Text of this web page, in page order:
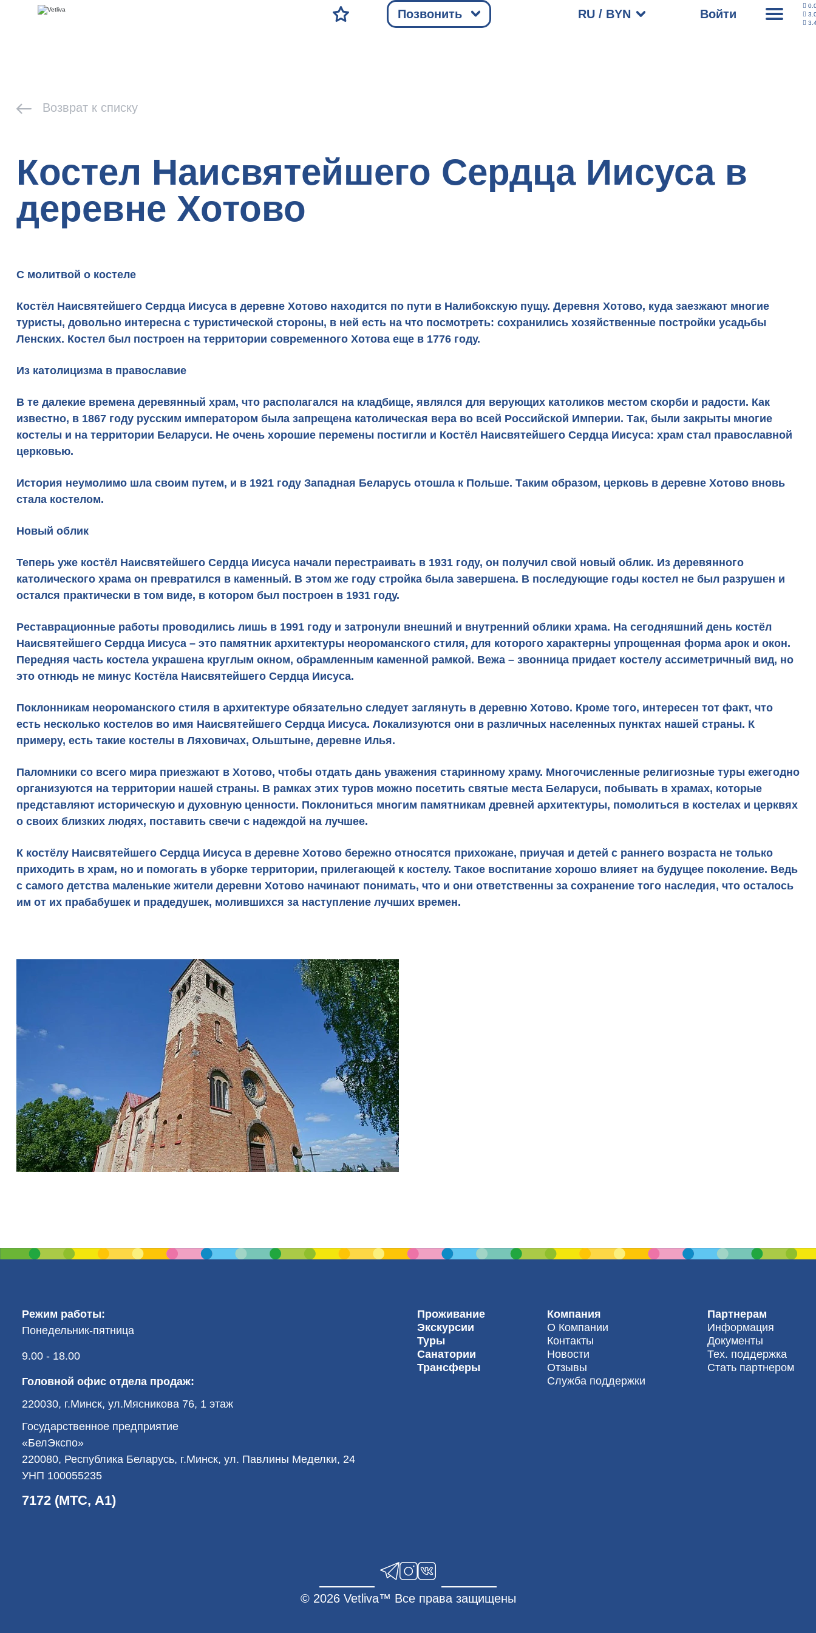
Позвонить RU / BYN Войти
Возврат к списку
Костел Наисвятейшего Сердца Иисуса в
деревне Хотово
С молитвой о костеле
Костёл Наисвятейшего Сердца Иисуса в деревне Хотово находится по пути в Налибокскую пущу. Деревня Хотово, куда заезжают многие
туристы, довольно интересна с туристической стороны, в ней есть на что посмотреть: сохранились хозяйственные постройки усадьбы
Ленских. Костел был построен на территории современного Хотова еще в 1776 году.
Из католицизма в православие
В те далекие времена деревянный храм, что располагался на кладбище, являлся для верующих католиков местом скорби и радости. Как
известно, в 1867 году русским императором была запрещена католическая вера во всей Российской Империи. Так, были закрыты многие
костелы и на территории Беларуси. Не очень хорошие перемены постигли и Костёл Наисвятейшего Сердца Иисуса: храм стал православной
церковью.
История неумолимо шла своим путем, и в 1921 году Западная Беларусь отошла к Польше. Таким образом, церковь в деревне Хотово вновь
стала костелом.
Новый облик
Теперь уже костёл Наисвятейшего Сердца Иисуса начали перестраивать в 1931 году, он получил свой новый облик. Из деревянного
католического храма он превратился в каменный. В этом же году стройка была завершена. В последующие годы костел не был разрушен и
остался практически в том виде, в котором был построен в 1931 году.
Реставрационные работы проводились лишь в 1991 году и затронули внешний и внутренний облики храма. На сегодняшний день костёл
Наисвятейшего Сердца Иисуса – это памятник архитектуры неороманского стиля, для которого характерны упрощенная форма арок и окон.
Передняя часть костела украшена круглым окном, обрамленным каменной рамкой. Вежа – звонница придает костелу ассиметричный вид, но
это отнюдь не минус Костёла Наисвятейшего Сердца Иисуса.
Поклонникам неороманского стиля в архитектуре обязательно следует заглянуть в деревню Хотово. Кроме того, интересен тот факт, что
есть несколько костелов во имя Наисвятейшего Сердца Иисуса. Локализуются они в различных населенных пунктах нашей страны. К
примеру, есть такие костелы в Ляховичах, Ольштыне, деревне Илья.
Паломники со всего мира приезжают в Хотово, чтобы отдать дань уважения старинному храму. Многочисленные религиозные туры ежегодно
организуются на территории нашей страны. В рамках этих туров можно посетить святые места Беларуси, побывать в храмах, которые
представляют историческую и духовную ценности. Поклониться многим памятникам древней архитектуры, помолиться в костелах и церквях
о своих близких людях, поставить свечи с надеждой на лучшее.
К костёлу Наисвятейшего Сердца Иисуса в деревне Хотово бережно относятся прихожане, приучая и детей с раннего возраста не только
приходить в храм, но и помогать в уборке территории, прилегающей к костелу. Такое воспитание хорошо влияет на будущее поколение. Ведь
с самого детства маленькие жители деревни Хотово начинают понимать, что и они ответственны за сохранение того наследия, что осталось
им от их прабабушек и прадедушек, молившихся за наступление лучших времен.
Режим работы:
Понедельник-пятница
9.00 - 18.00
Головной офис отдела продаж:
220030, г.Минск, ул.Мясникова 76, 1 этаж
Государственное предприятие
«БелЭкспо»
220080, Республика Беларусь, г.Минск, ул. Павлины Меделки, 24
УНП 100055235
7172 (МТС, А1)
Проживание
Экскурсии
Туры
Санатории
Трансферы
Компания
О Компании
Контакты
Новости
Отзывы
Служба поддержки
Партнерам
Информация
Документы
Тех. поддержка
Стать партнером
© 2026 Vetliva™ Все права защищены